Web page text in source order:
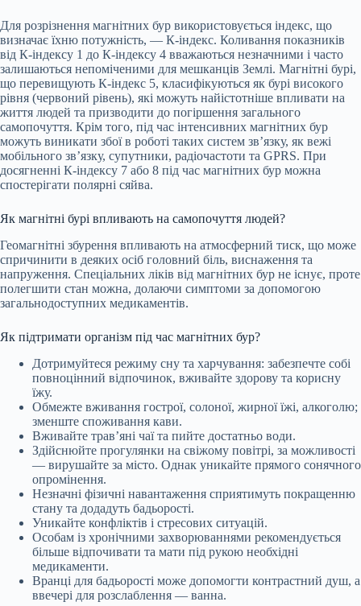
Для розрізнення магнітних бур використовується індекс, що
визначає їхню потужність, — К-індекс. Коливання показників
від К-індексу 1 до К-індексу 4 вважаються незначними і часто
залишаються непоміченими для мешканців Землі. Магнітні бурі,
що перевищують К-індекс 5, класифікуються як бурі високого
рівня (червоний рівень), які можуть найістотніше впливати на
життя людей та призводити до погіршення загального
самопочуття. Крім того, під час інтенсивних магнітних бур
можуть виникати збої в роботі таких систем зв’язку, як вежі
мобільного зв’язку, супутники, радіочастоти та GPRS. При
досягненні К-індексу 7 або 8 під час магнітних бур можна
спостерігати полярні сяйва.
Як магнітні бурі впливають на самопочуття людей?
Геомагнітні збурення впливають на атмосферний тиск, що може
спричинити в деяких осіб головний біль, виснаження та
напруження. Спеціальних ліків від магнітних бур не існує, проте
полегшити стан можна, долаючи симптоми за допомогою
загальнодоступних медикаментів.
Як підтримати організм під час магнітних бур?
Дотримуйтеся режиму сну та харчування: забезпечте собі
повноцінний відпочинок, вживайте здорову та корисну
їжу.
Обмежте вживання гострої, солоної, жирної їжі, алкоголю;
зменште споживання кави.
Вживайте трав’яні чаї та пийте достатньо води.
Здійснюйте прогулянки на свіжому повітрі, за можливості
— вирушайте за місто. Однак уникайте прямого сонячного
опромінення.
Незначні фізичні навантаження сприятимуть покращенню
стану та додадуть бадьорості.
Уникайте конфліктів і стресових ситуацій.
Особам із хронічними захворюваннями рекомендується
більше відпочивати та мати під рукою необхідні
медикаменти.
Вранці для бадьорості може допомогти контрастний душ, а
ввечері для розслаблення — ванна.